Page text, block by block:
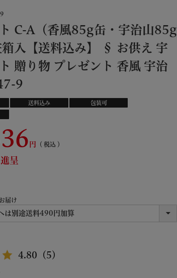
C-A（香風85g缶・宇治山85g
箱入【送料込み】 § お供え 宇
贈り物 プレゼント 香風 宇治
9
送料込み 包装可
税込
呈
届け
(
必
4.80 （5）